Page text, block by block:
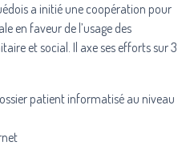
a initié une coopération pour
en faveur de l’usage des
et social. Il axe ses efforts sur 3
patient informatisé au niveau